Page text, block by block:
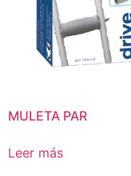
MULETA PAR
Leer más